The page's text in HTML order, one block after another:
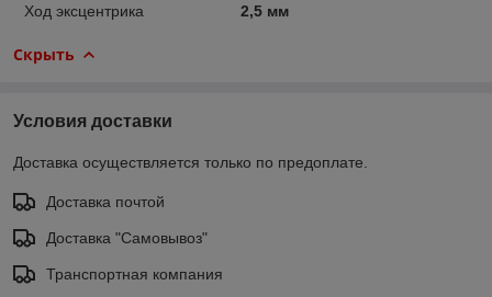
Ход эксцентрика 2,5 мм
Скрыть
Условия доставки
Доставка осуществляется только по предоплате.
Доставка почтой
Доставка "Самовывоз"
Транспортная компания